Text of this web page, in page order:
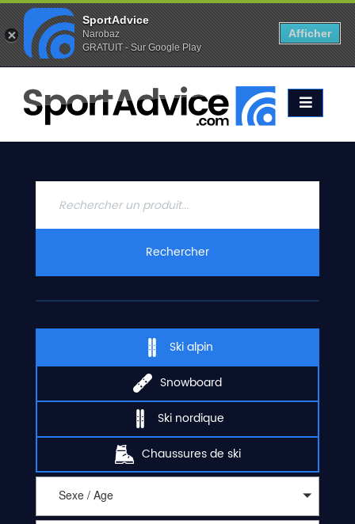
Favoris (0) Alertes (0)
ACCUEIL
SKIS
2020
CONTACT
Rechercher
Ski alpin
Snowboard
Ski nordique
Chaussures de ski
Sexe / Age
SportAdvice
Narobaz
GRATUIT - Sur Google Play
Afficher